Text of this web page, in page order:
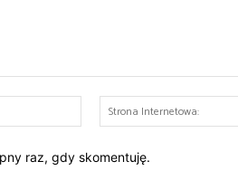
mail:*
raz, gdy skomentuję.